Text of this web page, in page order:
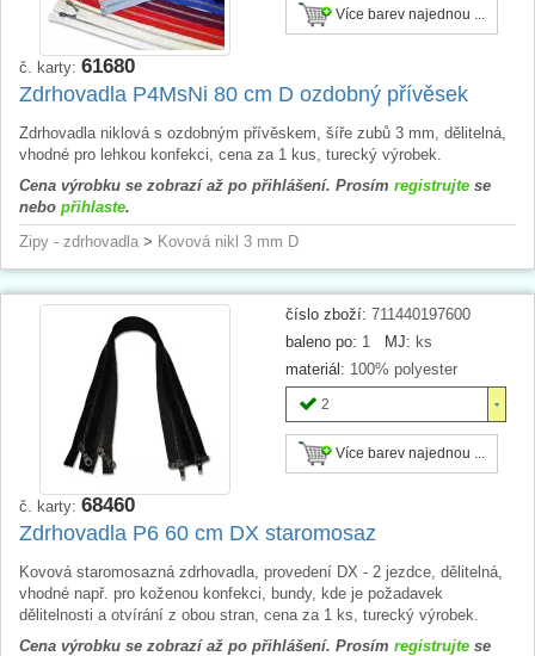
Více barev najednou ...
č. karty: 61680
Zdrhovadla P4MsNi 80 cm D ozdobný přívěsek
Zdrhovadla niklová s ozdobným přívěskem, šíře zubů 3 mm, dělitelná,
vhodné pro lehkou konfekci, cena za 1 kus, turecký výrobek.
Cena výrobku se zobrazí až po přihlášení. Prosím registrujte se
nebo přihlaste.
Zipy - zdrhovadla > Kovová nikl 3 mm D
číslo zboží: 711440197600
baleno po: 1 MJ: ks
materiál: 100% polyester
2
Více barev najednou ...
č. karty: 68460
Zdrhovadla P6 60 cm DX staromosaz
Kovová staromosazná zdrhovadla, provedení DX - 2 jezdce, dělitelná,
vhodné např. pro koženou konfekci, bundy, kde je požadavek
dělitelnosti a otvírání z obou stran, cena za 1 ks, turecký výrobek.
Cena výrobku se zobrazí až po přihlášení. Prosím registrujte se